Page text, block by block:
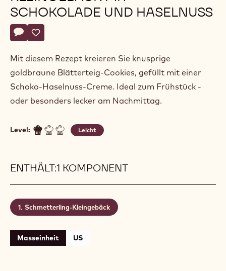
SCHOKOLADE UND HASELNUSS
Actions
Schreibe einen Kommentar
- Schmetterlings-Kleingebäck mit Schokolade und Haselnuss
Speichern
- Schmetterlings-Kleingebäck mit Schokolade und
Mit diesem Rezept kreieren Sie knusprige
goldbraune Blätterteig-Cookies, gefüllt mit einer
Schoko-Haselnuss-Creme. Ideal zum Frühstück -
oder besonders lecker am Nachmittag.
Level: Leicht
ENTHÄLT:1 KOMPONENT
Schmetterling-Kleingebäck
Masseinheit US